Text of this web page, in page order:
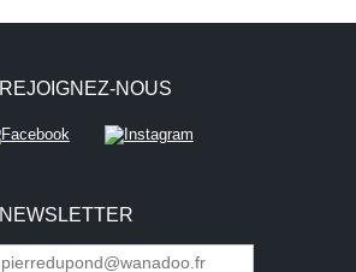
REJOIGNEZ-NOUS
NEWSLETTER